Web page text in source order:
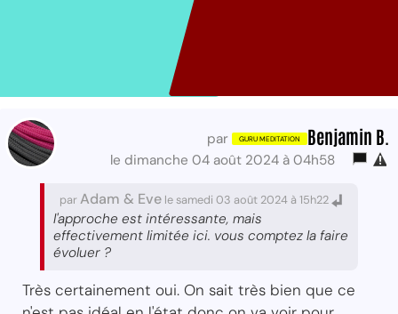
par Benjamin B.
le dimanche 04 août 2024 à 04h58
parAdam & Eve le samedi 03 août 2024 à 15h22
l'approche est intéressante, mais
effectivement limitée ici. vous comptez la faire
évoluer ?
Très certainement oui. On sait très bien que ce